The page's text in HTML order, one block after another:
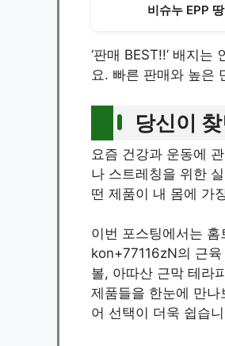
비슈누 EPP
‘판매 BEST!!’ 배지
요. 빠른 판매와 높은
당신이
요즘 건강과 운동에
나 스트레칭을 위한
떤 제품이 내 몸에 가
이번 포스팅에서는
kon+77116zN의 근육
볼, 아따산 근막 테라
제품들을 한눈에 만나
어 선택이 더욱 쉽습